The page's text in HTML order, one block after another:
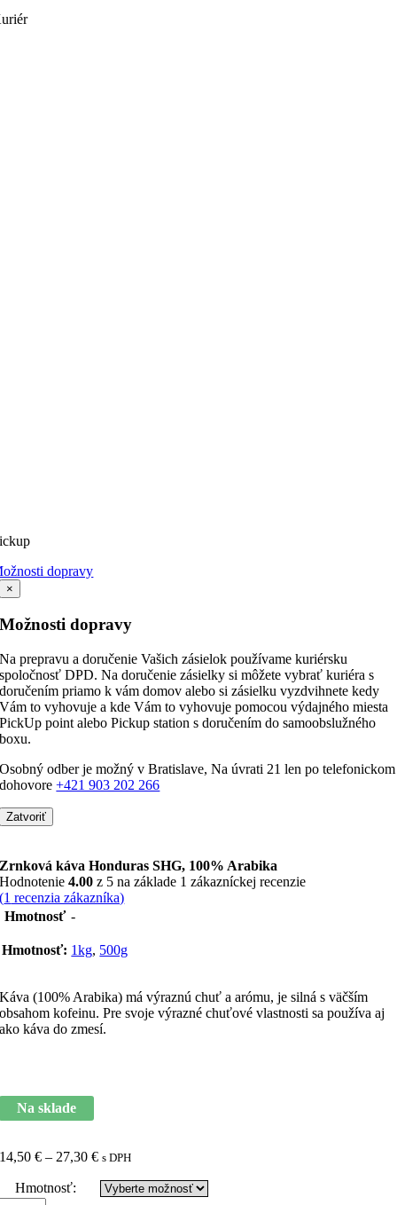
dopravy
×
Možnosti dopravy
Na prepravu a doručenie Vašich zásielok používame kuriérsku
spoločnosť DPD. Na doručenie zásielky si môžete vybrať kuriéra s
doručením priamo k vám domov alebo si zásielku vyzdvihnete kedy
Vám to vyhovuje a kde Vám to vyhovuje pomocou výdajného miesta
PickUp point alebo Pickup station s doručením do samoobslužného
boxu.
Osobný odber je možný v Bratislave, Na úvrati 21 len po telefonickom
dohovore+421 903 202 266
Zatvoriť
Zrnková káva Honduras SHG, 100% Arabika
Hodnotenie4.00 z 5 na základe 1 zákazníckej recenzie
(1 recenzia zákazníka)
Hmotnosť -
Hmotnosť: 1kg, 500g
Káva (100% Arabika) má výraznú chuť a arómu, je silná s väčším
obsahom kofeinu. Pre svoje výrazné chuťové vlastnosti sa používa aj
ako káva do zmesí.
Na sklade
14,50€ – 27,30€Price
14,50 €
s DPH
Hmotnosť: